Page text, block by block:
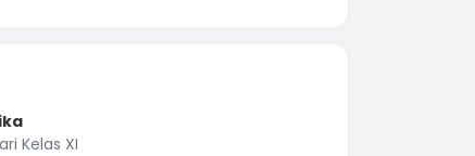
Kelas XI